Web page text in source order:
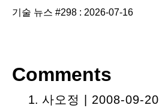
기술 뉴스 #298 : 2026-07-16
Comments
사오정 | 2008-09-20